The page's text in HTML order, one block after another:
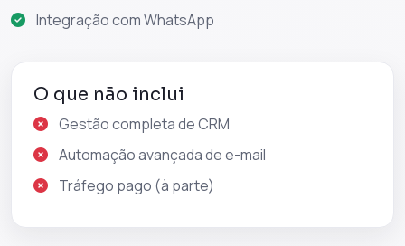
Integração com WhatsApp
O que não inclui
Gestão completa de CRM
Automação avançada de e-mail
Tráfego pago (à parte)